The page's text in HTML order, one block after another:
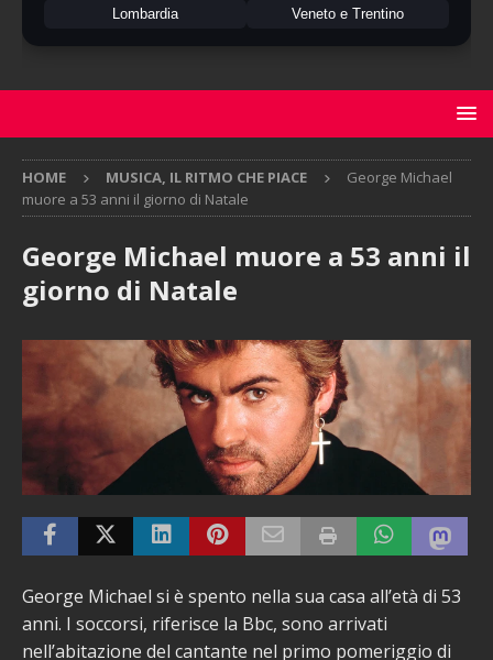
Lombardia Veneto e Trentino
HOME MUSICA, IL RITMO CHE PIACE
George Michael
muore a 53 anni il giorno di Natale
George Michael muore a 53 anni il
giorno di Natale
George Michael si è spento nella sua casa all’età di 53
anni. I soccorsi, riferisce la Bbc, sono arrivati
nell’abitazione del cantante nel primo pomeriggio di